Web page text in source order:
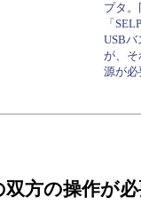
プタ
「
USB
が、そ
源が必
双方の操作が